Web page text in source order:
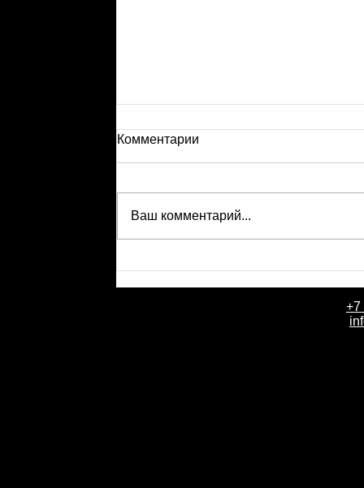
День рождения компании
летие в партнерской
Комментарии
Ваш комментарий...
+7